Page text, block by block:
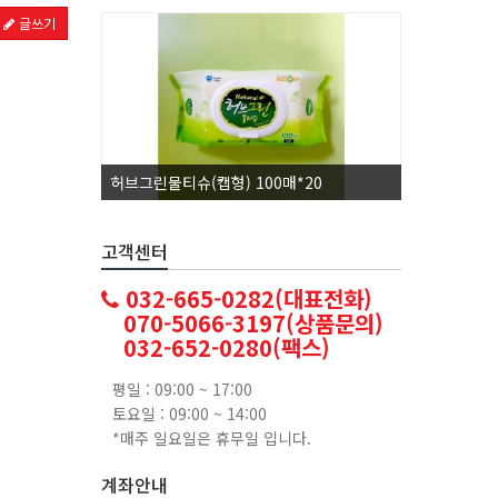
글쓰기
허브그린물티슈(캡형) 100매*20
고객센터
032-665-0282(대표전화)
070-5066-3197(상품문의)
032-652-0280(팩스)
평일 : 09:00 ~ 17:00
토요일 : 09:00 ~ 14:00
*매주 일요일은 휴무일 입니다.
계좌안내